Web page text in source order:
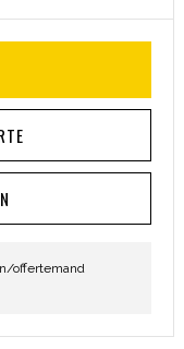
offertemand